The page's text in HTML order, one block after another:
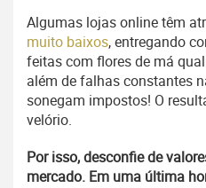
Algumas lojas online têm
muito baixos, entregando
feitas com flores de má
além de falhas constantes
sonegam impostos! O
velório.
Por isso, desconfie de
mercado. Em uma última